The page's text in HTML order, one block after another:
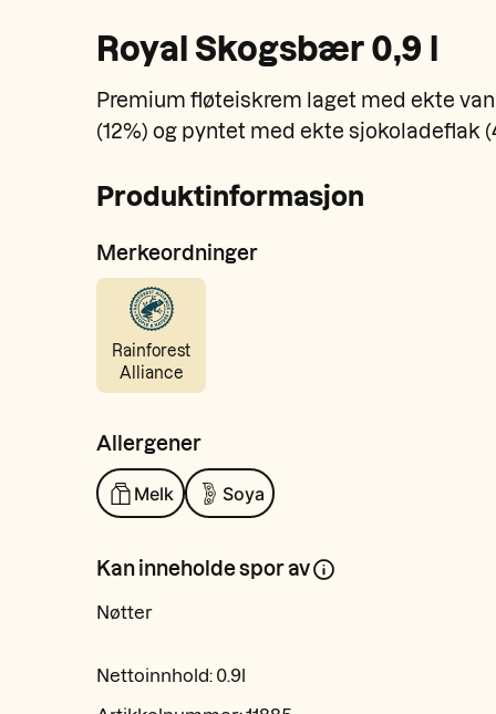
Royal Skogsbær 0,9 l
Premium fløteiskrem laget med ekte
(12%) og pyntet med ekte sjokoladeflak
Produktinformasjon
Merkeordninger
Rainforest
Alliance
Allergener
Melk Soya
Kan inneholde spor av
Nøtter
Nettoinnhold: 0.9l